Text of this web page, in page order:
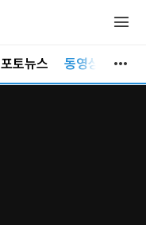
포토뉴스 동영상뉴스